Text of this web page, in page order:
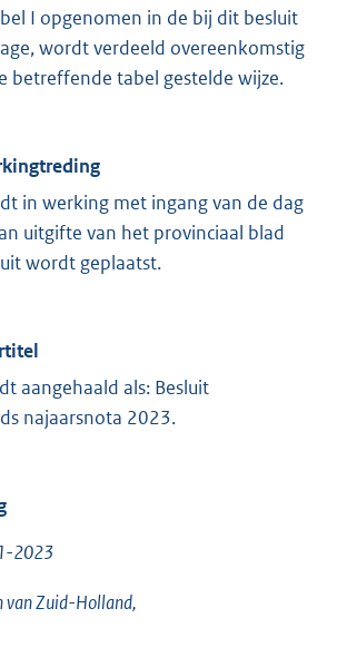
I opgenomen in de bij dit besluit
wordt verdeeld overeenkomstig
betreffende tabel gestelde wijze.
in werking met ingang van de dag
uitgifte van het provinciaal blad
wordt geplaatst.
aangehaald als: Besluit
najaarsnota 2023.
2023
van Zuid-Holland,